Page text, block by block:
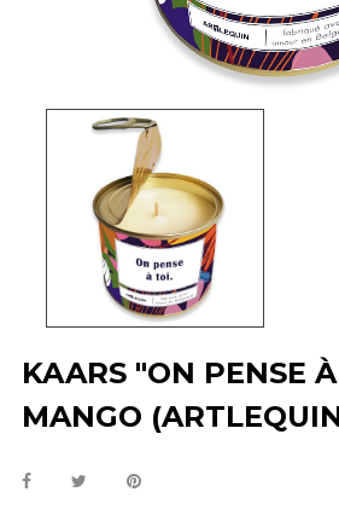
KAARS "ON PENSE
MANGO